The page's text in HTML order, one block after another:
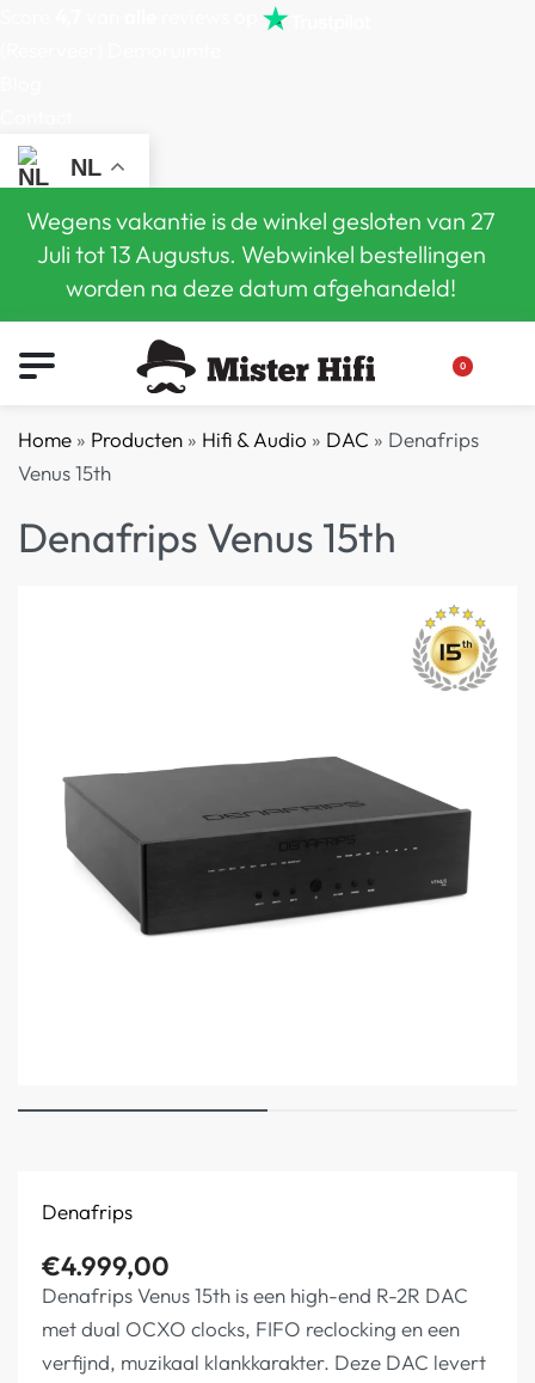
NL
Wegens vakantie is de winkel gesloten van 27
Juli tot 13 Augustus. Webwinkel bestellingen
worden na deze datum afgehandeld!
0
Home » Producten » Hifi & Audio » DAC » Denafrips
Venus 15th
Denafrips Venus 15th
Denafrips
€4.999,00
Denafrips Venus 15th is een high-end R-2R DAC
met dual OCXO clocks, FIFO reclocking en een
verfijnd, muzikaal klankkarakter. Deze DAC levert